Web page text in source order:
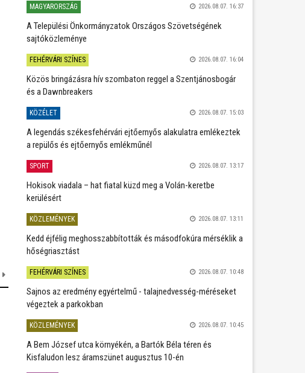
MAGYARORSZÁG 2026.08.07. 16:37
A Települési Önkormányzatok Országos Szövetségének
sajtóközleménye
FEHÉRVÁRI SZÍNES 2026.08.07. 16:04
Közös bringázásra hív szombaton reggel a Szentjánosbogár
és a Dawnbreakers
KÖZÉLET 2026.08.07. 15:03
A legendás székesfehérvári ejtőernyős alakulatra emlékeztek
a repülős és ejtőernyős emlékműnél
SPORT 2026.08.07. 13:17
Hokisok viadala – hat fiatal küzd meg a Volán-keretbe
kerülésért
KÖZLEMÉNYEK 2026.08.07. 13:11
Kedd éjfélig meghosszabbították és másodfokúra mérséklik a
hőségriasztást
FEHÉRVÁRI SZÍNES 2026.08.07. 10:48
Sajnos az eredmény egyértelmű - talajnedvesség-méréseket
végeztek a parkokban
KÖZLEMÉNYEK 2026.08.07. 10:45
A Bem József utca környékén, a Bartók Béla téren és
Kisfaludon lesz áramszünet augusztus 10-én